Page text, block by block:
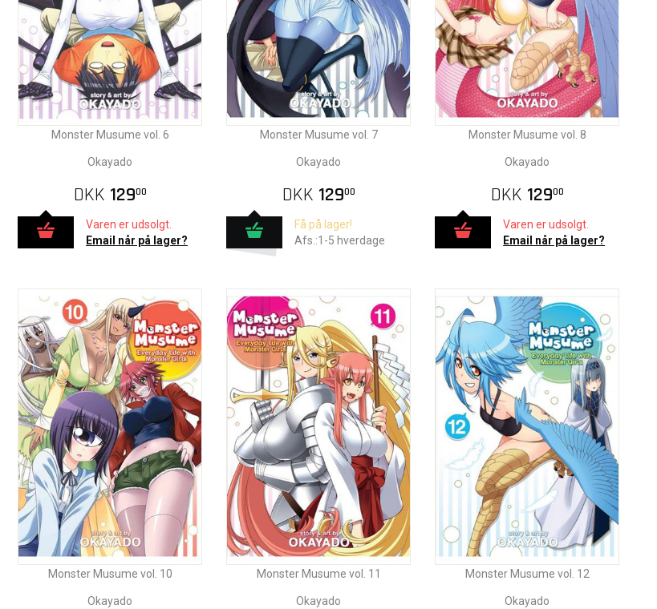
Monster Musume vol. 6
Okayado
DKK 12900
Varen er udsolgt.
Email når på lager?
Monster Musume vol. 7
Okayado
DKK 12900
Få på lager!
Afs.:1-5 hverdage
Monster Musume vol. 8
Okayado
DKK 12900
Varen er udsolgt.
Email når på lager?
Monster Musume vol. 10
Okayado
Monster Musume vol. 11
Okayado
Monster Musume vol. 12
Okayado